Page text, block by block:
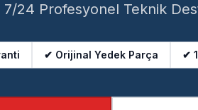
7/24 Profesyonel Teknik
✔ Orijinal Yedek Parça ✔